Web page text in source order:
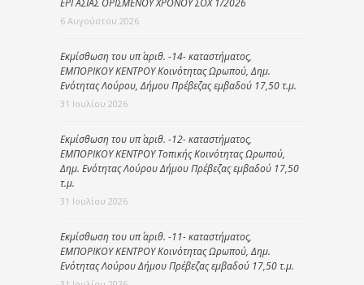
6 Αυγούστου 2026
Εκμίσθωση του υπ΄ αριθ. -14- καταστήματος,
ΕΜΠΟΡΙΚΟΥ ΚΕΝΤΡΟΥ Κοινότητας Ωρωπού, Δημ.
Ενότητας Λούρου, Δήμου Πρέβεζας εμβαδού 17,50 τ.μ.
31 Ιουλίου 2026
Εκμίσθωση του υπ΄ αριθ. -12- καταστήματος,
ΕΜΠΟΡΙΚΟΥ ΚΕΝΤΡΟΥ Τοπικής Κοινότητας Ωρωπού,
Δημ. Ενότητας Λούρου Δήμου Πρέβεζας εμβαδού 17,50
τ.μ.
31 Ιουλίου 2026
Εκμίσθωση του υπ΄ αριθ. -11- καταστήματος,
ΕΜΠΟΡΙΚΟΥ ΚΕΝΤΡΟΥ Κοινότητας Ωρωπού, Δημ.
Ενότητας Λούρου Δήμου Πρέβεζας εμβαδού 17,50 τ.μ.